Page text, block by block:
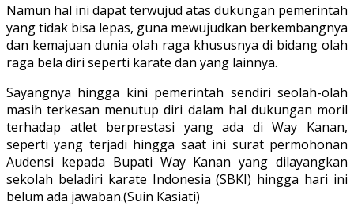
Namun hal ini dapat terwujud atas dukungan pemerintah
yang tidak bisa lepas, guna mewujudkan berkembangnya
dan kemajuan dunia olah raga khususnya di bidang olah
raga bela diri seperti karate dan yang lainnya.
Sayangnya hingga kini pemerintah sendiri seolah-olah
masih terkesan menutup diri dalam hal dukungan moril
terhadap atlet berprestasi yang ada di Way Kanan,
seperti yang terjadi hingga saat ini surat permohonan
Audensi kepada Bupati Way Kanan yang dilayangkan
sekolah beladiri karate Indonesia (SBKI) hingga hari ini
belum ada jawaban.(Suin Kasiati)